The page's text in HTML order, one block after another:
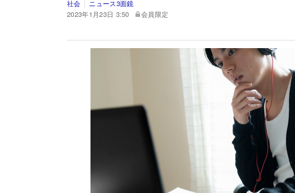
社会
ニュース3面鏡
2023年1月23日 3:50
会員限定